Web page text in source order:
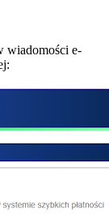
wiadomości e-